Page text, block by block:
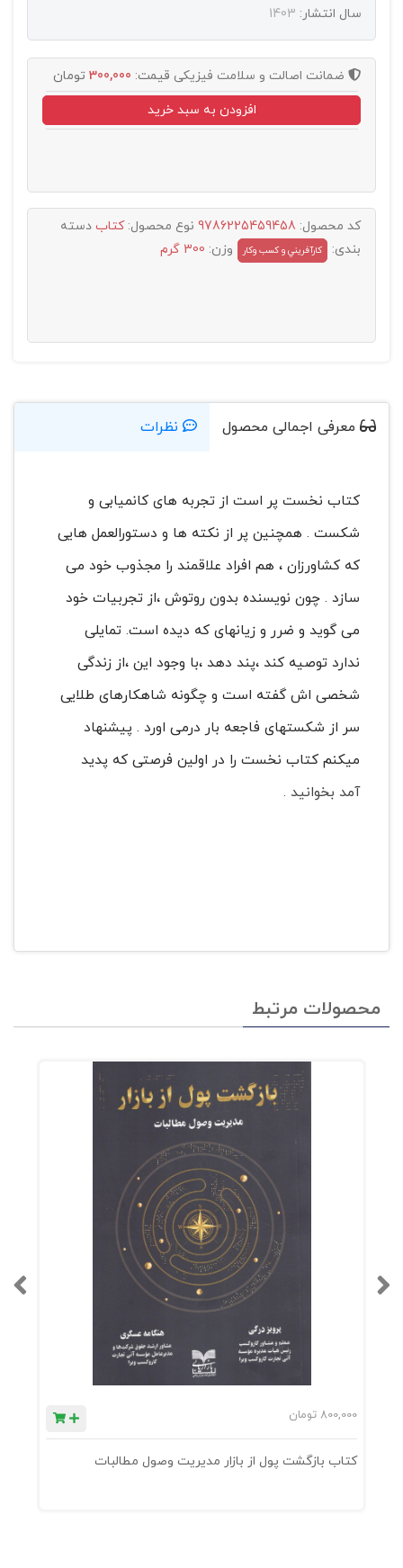
سال انتشار: 1403
ضمانت اصالت و سلامت فیزیکی قیمت: 300,000 تومان
افزودن به سبد خرید
کد محصول: 9786225459458 نوع محصول:کتاب دسته
بندی:
کارآفريني و کسب وکار وزن: 300 گرم
معرفی اجمالی محصول نظرات
کتاب نخست پر است از تجربه های کانمیابی و
شکست . همچنین پر از نکته ها و دستورالعمل هایی
که کشاورزان ، هم افراد علاقمند را مجذوب خود می
سازد . چون نویسنده بدون روتوش ،از تجربیات خود
می گوید و ضرر و زیانهای که دیده است. تمایلی
ندارد توصیه کند ،پند دهد ،با وجود این ،از زندگی
شخصی اش گفته است و چگونه شاهکارهای طلایی
سر از شکستهای فاجعه بار درمی اورد . پیشنهاد
میکنم کتاب نخست را در اولین فرصتی که پدید
آمد بخوانید .
محصولات مرتبط
800,000 تومان
کتاب بازگشت پول از بازار مدیریت وصول مطالبات